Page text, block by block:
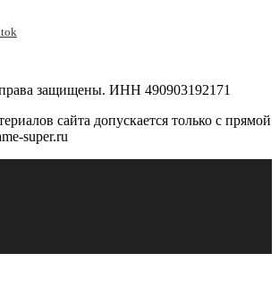
защищены. ИНН 490903192171
сайта допускается только с прямой
super.ru